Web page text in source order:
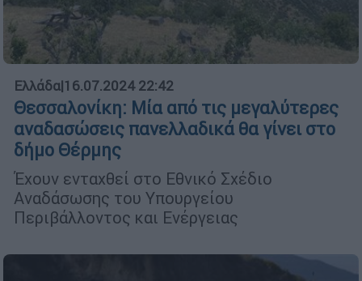
Ελλάδα|16.07.2024 22:42
Θεσσαλονίκη: Μία από τις μεγαλύτερες
αναδασώσεις πανελλαδικά θα γίνει στο
δήμο Θέρμης
Έχουν ενταχθεί στο Εθνικό Σχέδιο
Αναδάσωσης του Υπουργείου
Περιβάλλοντος και Ενέργειας